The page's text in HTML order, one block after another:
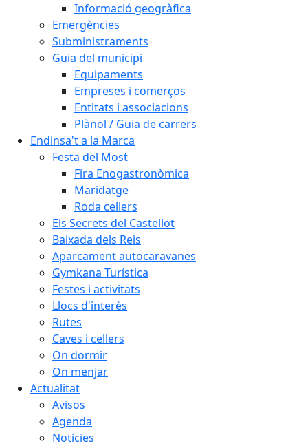
Informació geogràfica
Emergències
Subministraments
Guia del municipi
Equipaments
Empreses i comerços
Entitats i associacions
Plànol / Guia de carrers
Endinsa't a la Marca
Festa del Most
Fira Enogastronòmica
Maridatge
Roda cellers
Els Secrets del Castellot
Baixada dels Reis
Aparcament autocaravanes
Gymkana Turística
Festes i activitats
Llocs d'interès
Rutes
Caves i cellers
On dormir
On menjar
Actualitat
Avisos
Agenda
Notícies